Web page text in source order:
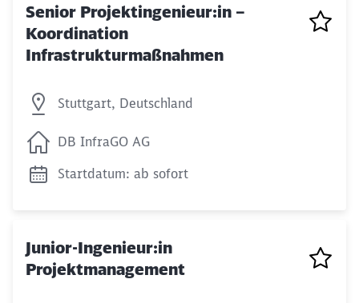
Senior Projektingenieur:in –
Koordination
Infrastrukturmaßnahmen
Stuttgart, Deutschland
DB InfraGO AG
Startdatum: ab sofort
Junior-Ingenieur:in
Projektmanagement